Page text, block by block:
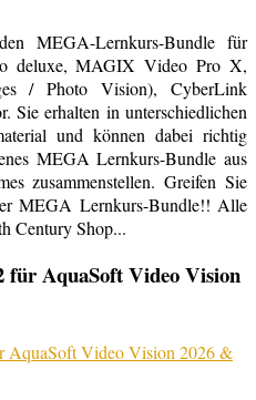
MEGA-Lernkurs-Bundle für
deluxe, MAGIX Video Pro X,
/ Photo Vision), CyberLink
Sie erhalten in unterschiedlichen
und können dabei richtig
MEGA Lernkurs-Bundle aus
zusammenstellen. Greifen Sie
MEGA Lernkurs-Bundle!! Alle
Century Shop...
für AquaSoft Video Vision